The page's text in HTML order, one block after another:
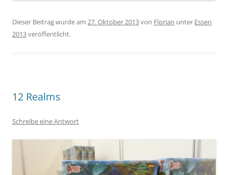
Dieser Beitrag wurde am 27. Oktober 2013von Florian unter Essen
2013veröffentlicht.
12 Realms
Schreibe eine Antwort